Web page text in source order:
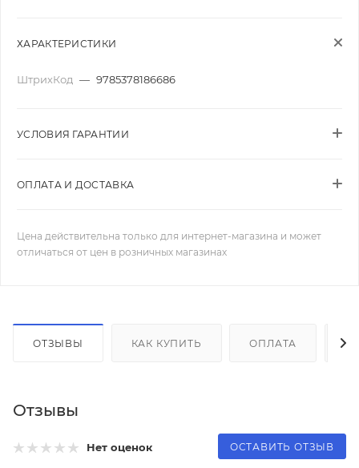
ХАРАКТЕРИСТИКИ
ШтрихКод — 9785378186686
УСЛОВИЯ ГАРАНТИИ
ОПЛАТА И ДОСТАВКА
Цена действительна только для интернет-магазина и может
отличаться от цен в розничных магазинах
ОТЗЫВЫ КАК КУПИТЬ ОПЛАТА
Отзывы
Нет оценок ОСТАВИТЬ ОТЗЫВ